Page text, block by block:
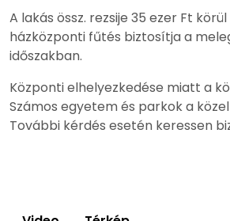
A lakás össz. rezsije 35 ezer Ft
házközponti fűtés biztosítja a
időszakban.
Központi elhelyezkedése miatt a
Számos egyetem és parkok a
További kérdés esetén keressen